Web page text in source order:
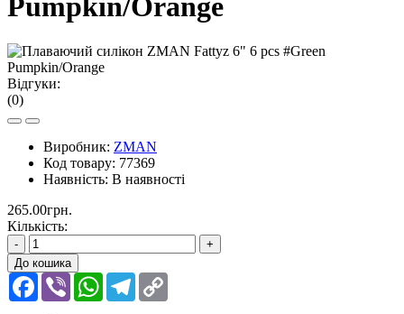
Pumpkin/Orange
Відгуки:
(0)
Виробник: ZMAN
Код товару: 77369
Наявність: В наявності
265.00грн.
Кількість:
-
+
До кошика
Facebook
Viber WhatsApp
Telegram